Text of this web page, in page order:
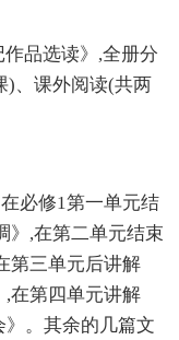
品选读》,全册分
)、课外阅读(共两
必修1第一单元结
》,在第二单元结束
第三单元后讲解
,在第四单元讲解
》。其余的几篇文